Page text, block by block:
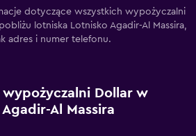
dotyczące wszystkich wypożyczalni
lotniska Lotnisko Agadir-Al Massira,
adres i numer telefonu.
wypożyczalni Dollar w
Al Massira